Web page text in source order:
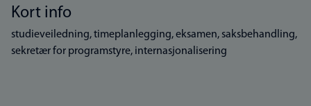
Kort info
studieveiledning, timeplanlegging, eksamen, saksbehandling,
sekretær for programstyre, internasjonalisering